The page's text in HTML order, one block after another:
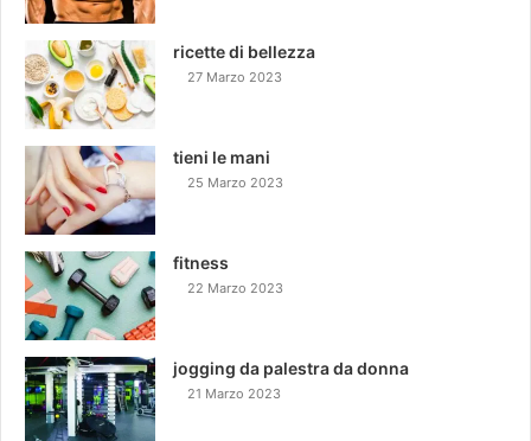
ricette di bellezza
27 Marzo 2023
tieni le mani
25 Marzo 2023
fitness
22 Marzo 2023
jogging da palestra da donna
21 Marzo 2023